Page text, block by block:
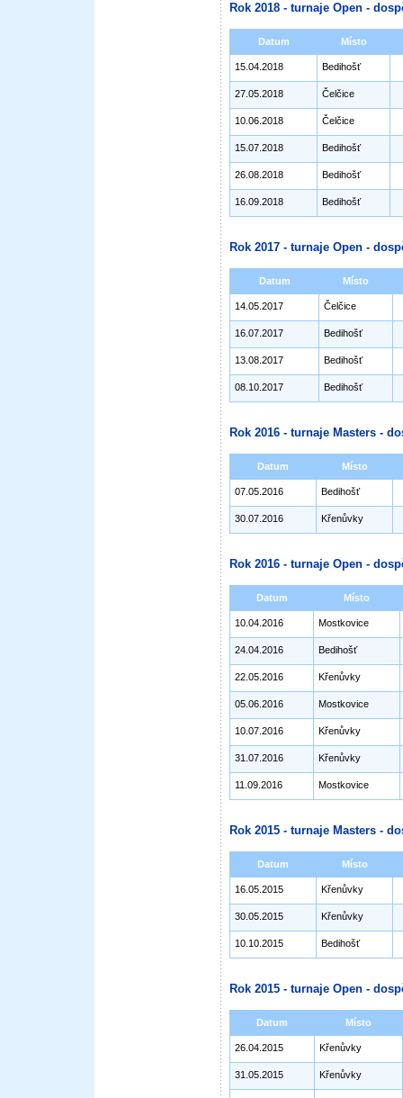
Rok 2018 - turnaje Open -
Datum Místo
15.04.2018 Bedihošť
27.05.2018 Čelčice
10.06.2018 Čelčice
15.07.2018 Bedihošť
26.08.2018 Bedihošť
16.09.2018 Bedihošť
Rok 2017 - turnaje Open -
Datum Místo
14.05.2017 Čelčice
16.07.2017 Bedihošť
13.08.2017 Bedihošť
08.10.2017 Bedihošť
Rok 2016 - turnaje Masters -
Datum Místo
07.05.2016 Bedihošť
30.07.2016 Křenůvky
Rok 2016 - turnaje Open -
Datum Místo
10.04.2016 Mostkovice
24.04.2016 Bedihošť
22.05.2016 Křenůvky
05.06.2016 Mostkovice
10.07.2016 Křenůvky
31.07.2016 Křenůvky
11.09.2016 Mostkovice
Rok 2015 - turnaje Masters -
Datum Místo
16.05.2015 Křenůvky
30.05.2015 Křenůvky
10.10.2015 Bedihošť
Rok 2015 - turnaje Open -
Datum Místo
26.04.2015 Křenůvky
31.05.2015 Křenůvky